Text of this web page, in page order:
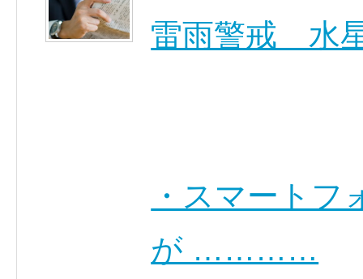
雷雨警戒 水
・スマート
が …………